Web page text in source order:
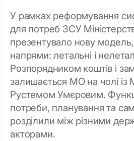
У рамках реформування
для потреб ЗСУ
презентувало нову
напрями: летальні і
Розпорядником коштів і
залишається МО на чолі із
Рустемом Умєровим.
потреби, планування та
розділили між різними
акторами.